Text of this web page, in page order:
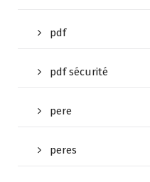
pdf
pdf sécurité
pere
peres